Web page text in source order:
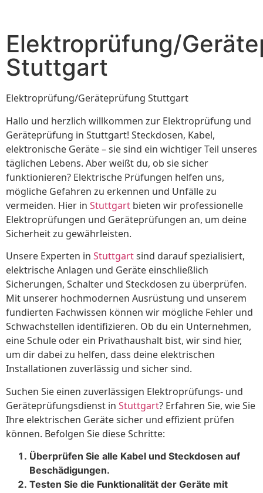
Elektroprüfung/
Stuttgart
Elektroprüfung/Geräteprüfung Stuttgart
Hallo und herzlich willkommen zur Elektroprüfung und
Geräteprüfung in Stuttgart! Steckdosen, Kabel,
elektronische Geräte – sie sind ein wichtiger Teil unseres
täglichen Lebens. Aber weißt du, ob sie sicher
funktionieren? Elektrische Prüfungen helfen uns,
mögliche Gefahren zu erkennen und Unfälle zu
vermeiden. Hier in Stuttgart bieten wir professionelle
Elektroprüfungen und Geräteprüfungen an, um deine
Sicherheit zu gewährleisten.
Unsere Experten in Stuttgartsind darauf spezialisiert,
elektrische Anlagen und Geräte einschließlich
Sicherungen, Schalter und Steckdosen zu überprüfen.
Mit unserer hochmodernen Ausrüstung und unserem
fundierten Fachwissen können wir mögliche Fehler und
Schwachstellen identifizieren. Ob du ein Unternehmen,
eine Schule oder ein Privathaushalt bist, wir sind hier,
um dir dabei zu helfen, dass deine elektrischen
Installationen zuverlässig und sicher sind.
Suchen Sie einen zuverlässigen Elektroprüfungs- und
Geräteprüfungsdienst in Stuttgart? Erfahren Sie, wie Sie
Ihre elektrischen Geräte sicher und effizient prüfen
können. Befolgen Sie diese Schritte:
Überprüfen Sie alle Kabel und Steckdosen auf
Beschädigungen.
Testen Sie die Funktionalität der Geräte mit